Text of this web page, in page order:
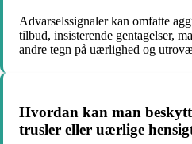
Advarselssignaler kan omfatte
tilbud, insisterende gentagelser,
andre tegn på uærlighed og
Hvordan kan man
trusler eller uærlige